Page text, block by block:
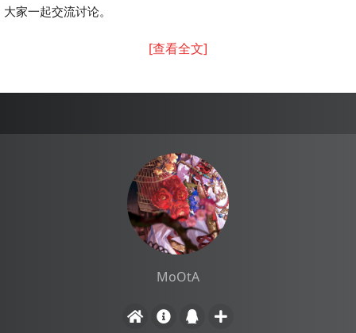
大家一起交流讨论。
[查看全文]
MoOtA